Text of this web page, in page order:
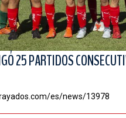
25 PARTIDOS
es/news/13978